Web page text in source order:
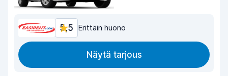
5,5 Erittäin huono
Näytä tarjous